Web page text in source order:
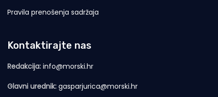
Pravila prenošenja sadržaja
Kontaktirajte nas
Redakcija: info@morski.hr
Glavni urednik: gasparjurica@morski.hr